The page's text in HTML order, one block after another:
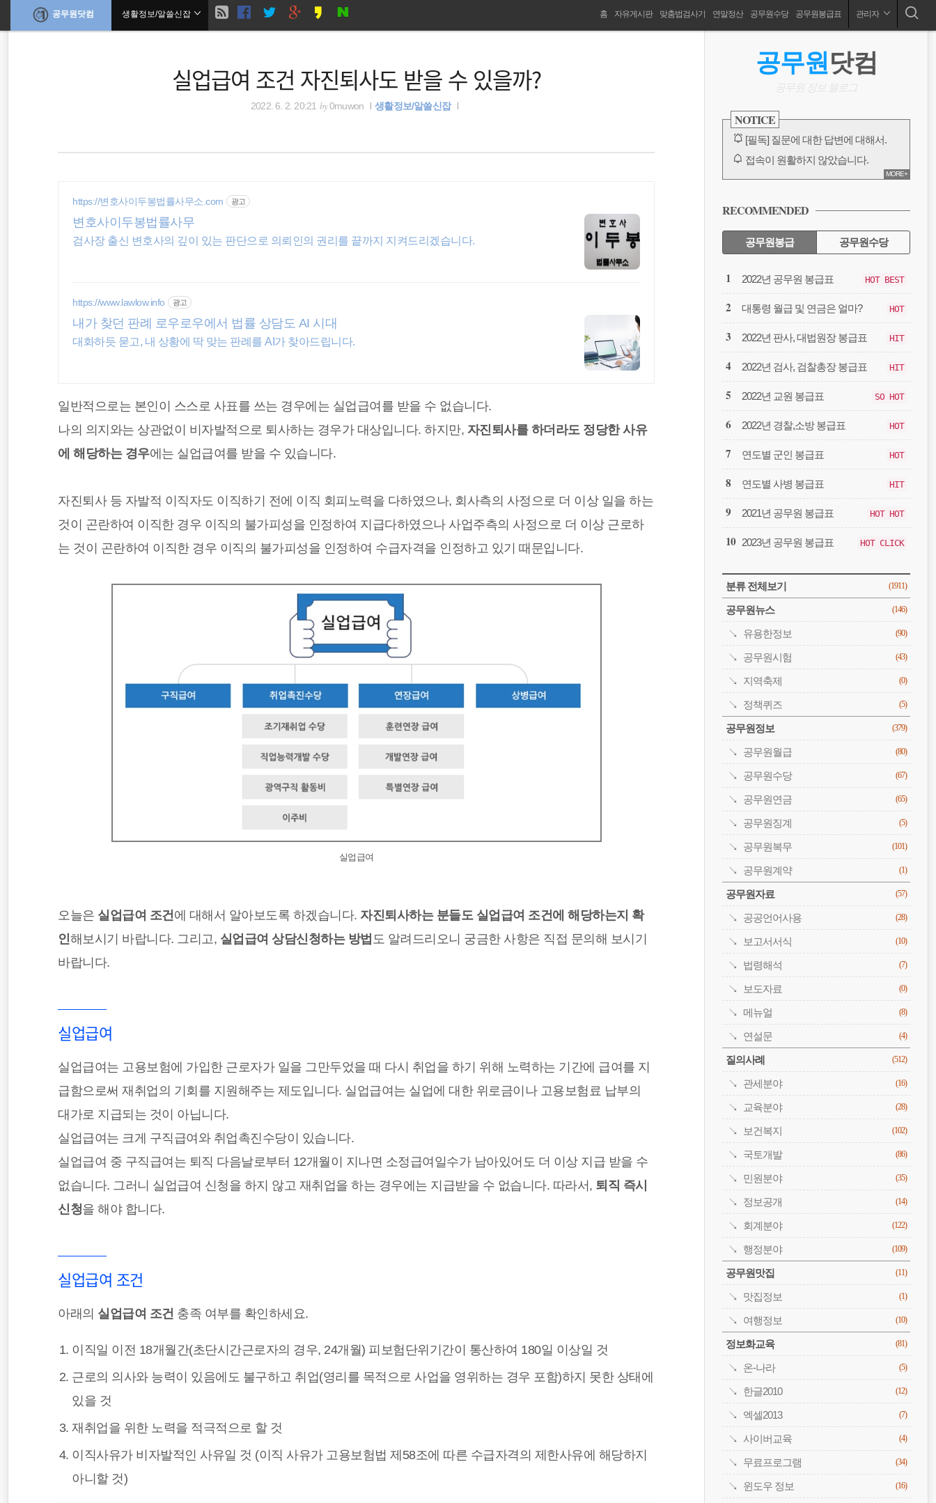
공무원닷컴 현
위
생활정보/알쓸신잡 홈 자유게시판 맞춤법검사기 연말정산 공무원수당 공무원봉급표 관리자
실업급여 조건 자진퇴사도 받을 수 있을까?
2022. 6. 2. 20:21 by0muwon 생활정보/알쓸신잡
https://변호사이두봉법률사무소.com 광고
변호사이두봉법률사무
검사장 출신 변호사의 깊이 있는 판단으로 의뢰인의 권리를 끝까지 지켜드리겠습니다.
https://www.lawlow.info 광고
내가 찾던 판례 로우로우에서 법률 상담도 AI 시대
대화하듯 묻고, 내 상황에 딱 맞는 판례를 AI가 찾아드립니다.
일반적으로는 본인이 스스로 사표를 쓰는 경우에는 실업급여를 받을 수 없습니다.
나의 의지와는 상관없이 비자발적으로 퇴사하는 경우가 대상입니다. 하지만, 자진퇴사를 하더라도 정당한 사유
에 해당하는 경우에는 실업급여를 받을 수 있습니다.
자진퇴사 등 자발적 이직자도 이직하기 전에 이직 회피노력을 다하였으나, 회사측의 사정으로 더 이상 일을 하는
것이 곤란하여 이직한 경우 이직의 불가피성을 인정하여 지급다하였으나 사업주측의 사정으로 더 이상 근로하
는 것이 곤란하여 이직한 경우 이직의 불가피성을 인정하여 수급자격을 인정하고 있기 때문입니다.
실업급여
오늘은 실업급여 조건에 대해서 알아보도록 하겠습니다. 자진퇴사하는 분들도 실업급여 조건에 해당하는지 확
인해보시기 바랍니다. 그리고, 실업급여 상담신청하는 방법 도 알려드리오니 궁금한 사항은 직접 문의해 보시기
바랍니다.
실업급여
실업급여는 고용보험에 가입한 근로자가 일을 그만두었을 때 다시 취업을 하기 위해 노력하는 기간에 급여를 지
급함으로써 재취업의 기회를 지원해주는 제도입니다. 실업급여는 실업에 대한 위로금이나 고용보험료 납부의
대가로 지급되는 것이 아닙니다.
실업급여는 크게 구직급여와 취업촉진수당이 있습니다.
실업급여 중 구직급여는 퇴직 다음날로부터 12개월이 지나면 소정급여일수가 남아있어도 더 이상 지급 받을 수
없습니다. 그러니 실업급여 신청을 하지 않고 재취업을 하는 경우에는 지급받을 수 없습니다. 따라서, 퇴직 즉시
신청을 해야 합니다.
실업급여 조건
아래의 실업급여 조건 충족 여부를 확인하세요.
이직일 이전 18개월간(초단시간근로자의 경우, 24개월) 피보험단위기간이 통산하여 180일 이상일 것
근로의 의사와 능력이 있음에도 불구하고 취업(영리를 목적으로 사업을 영위하는 경우 포함)하지 못한 상태에
있을 것
재취업을 위한 노력을 적극적으로 할 것
이직사유가 비자발적인 사유일 것 (이직 사유가 고용보험법 제58조에 따른 수급자격의 제한사유에 해당하지
아니할 것)
공무원닷컴
공무원 정보 블로그
NOTICE
[필독] 질문에 대한 답변에 대해서.
접속이 원활하지 않았습니다.
카카오톡 링크 보내기 수정 완료
전체 보기
MORE+
RECOMMENDED
공무원봉급 공무원수당
무
봉
2022년 공무원 봉급표 HOT BEST
대통령 월급 및 연금은 얼마? HOT
2022년 판사, 대법원장 봉급표 HIT
2022년 검사, 검찰총장 봉급표 HIT
2022년 교원 봉급표 SO HOT
2022년 경찰,소방 봉급표 HOT
연도별 군인 봉급표 HOT
연도별 사병 봉급표 HIT
2021년 공무원 봉급표 HOT HOT
2023년 공무원 봉급표 HOT CLICK
CATEGORY
분류 전체보기 (1911)
공무원뉴스 (146)
유용한정보 (90)
공무원시험 (43)
지역축제 (0)
정책퀴즈 (5)
공무원정보 (379)
공무원월급 (80)
공무원수당 (67)
공무원연금 (65)
공무원징계 (5)
공무원복무 (101)
공무원계약 (1)
공무원자료 (57)
공공언어사용 (28)
보고서서식 (10)
법령해석 (7)
보도자료 (0)
메뉴얼 (8)
연설문 (4)
질의사례 (512)
관세분야 (16)
교육분야 (28)
보건복지 (102)
국토개발 (86)
민원분야 (35)
정보공개 (14)
회계분야 (122)
행정분야 (109)
공무원맛집 (11)
맛집정보 (1)
여행정보 (10)
정보화교육 (81)
온-나라 (5)
한글2010 (12)
엑셀2013 (7)
사이버교육 (4)
무료프로그램 (34)
윈도우 정보 (16)
검
코로나19
공무원연금
공무원 봉급
공무원연금관리공단
기초연금